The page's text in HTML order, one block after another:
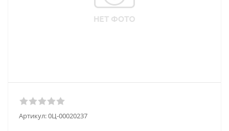
Артикул:0Ц-00020237